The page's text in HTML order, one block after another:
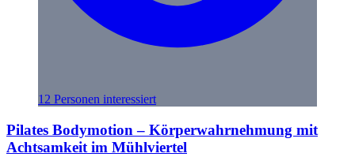
12 Personen interessiert
Pilates Bodymotion – Körperwahrnehmung mit
Achtsamkeit im Mühlviertel